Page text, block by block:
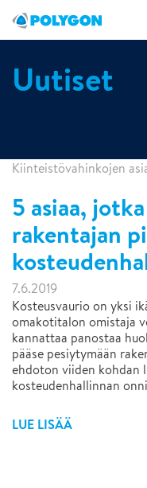
Uutiset
Kiinteistövahinkojen
5 asiaa,
rakentajan
7.6.2019
Kosteusvaurio on yksi
omakotitalon omistaja
kannattaa panostaa
pääse pesiytymään
ehdoton viiden kohdan
kosteudenhallinnan
LUE LISÄÄ